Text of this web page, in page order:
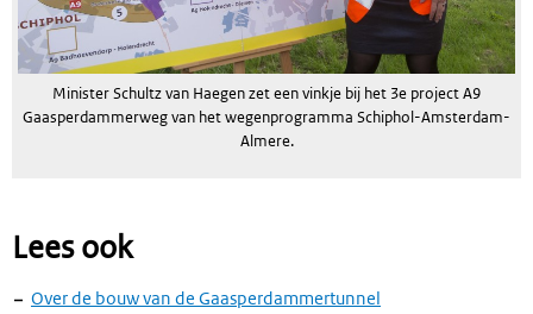
Minister Schultz van Haegen zet een vinkje bij het 3e project A9
Gaasperdammerweg van het wegenprogramma Schiphol-Amsterdam-
Almere.
Lees ook
Over de bouw van de Gaasperdammertunnel